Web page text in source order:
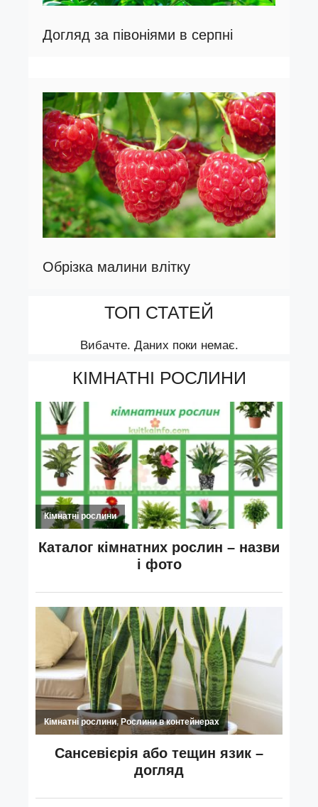
Догляд за півоніями в серпні
Обрізка малини влітку
ТОП СТАТЕЙ
Вибачте. Даних поки немає.
КІМНАТНІ РОСЛИНИ